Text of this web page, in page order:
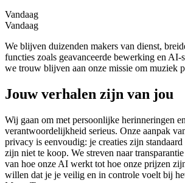
Vandaag
Vandaag
We blijven duizenden makers van dienst,
functies zoals geavanceerde bewerking en
we trouw blijven aan onze missie om muziek
Jouw verhalen zijn van jou
Wij gaan om met persoonlijke herinneringen
verantwoordelijkheid serieus. Onze aanpak
privacy is eenvoudig: je creaties zijn
zijn niet te koop. We streven naar
van hoe onze AI werkt tot hoe onze prijzen
willen dat je je veilig en in controle voelt bij